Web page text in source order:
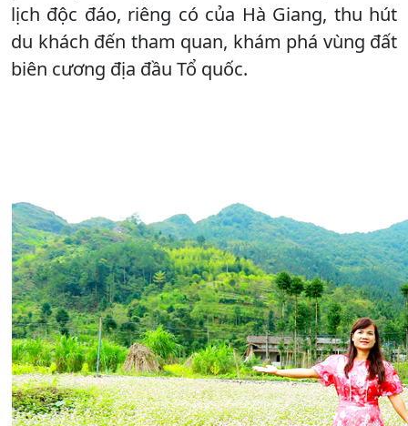
lịch độc đáo, riêng có của Hà Giang, thu hút
du khách đến tham quan, khám phá vùng đất
biên cương địa đầu Tổ quốc.